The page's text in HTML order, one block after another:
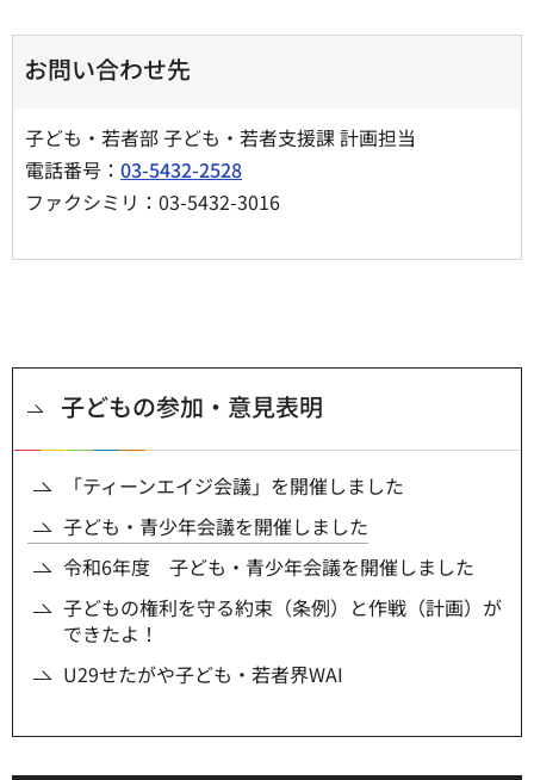
お問い合わせ先
子ども・若者部 子ども・若者支援課 計画担当
電話番号： 03-5432-2528
ファクシミリ：03-5432-3016
子どもの参加・意見表明
「ティーンエイジ会議」を開催しました
子ども・青少年会議を開催しました
令和6年度 子ども・青少年会議を開催しました
子どもの権利を守る約束（条例）と作戦（計画）が
できたよ！
U29せたがや子ども・若者界WAI